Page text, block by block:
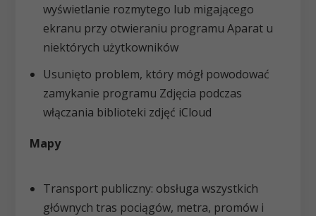
wyświetlanie rozmytego lub migającego
ekranu przy otwieraniu programu Aparat u
niektórych użytkowników
Usunięto problem, który mógł powodować
zamykanie programu Zdjęcia podczas
włączania biblioteki zdjęć iCloud
Mapy
Transport publiczny: obsługa wszystkich
głównych tras pociągów, metra, promów i